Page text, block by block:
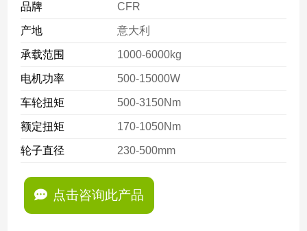
品牌 CFR
产地 意大利
承载范围 1000-6000kg
电机功率 500-15000W
车轮扭矩 500-3150Nm
额定扭矩 170-1050Nm
轮子直径 230-500mm
点击咨询此产品